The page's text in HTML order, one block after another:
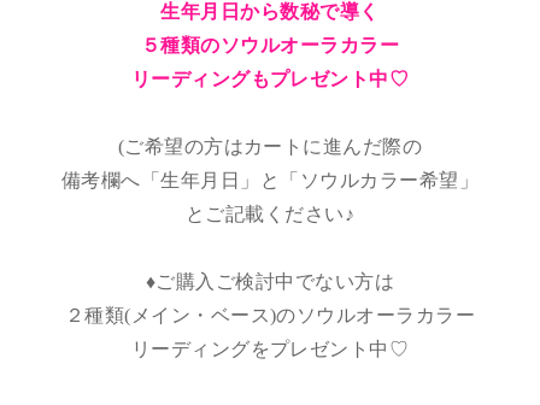
生年月日から数秘で導く
５種類のソウルオーラカラー
リーディングもプレゼント中♡
(ご希望の方はカートに進んだ際の
備考欄へ「生年月日」と「ソウルカラー希望」
とご記載ください♪
♦︎ご購入ご検討中でない方は
２種類(メイン・ベース)のソウルオーラカラー
リーディングをプレゼント中♡